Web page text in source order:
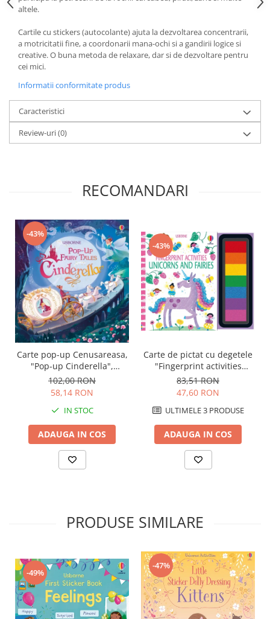
altele.
Cartile cu stickers (autocolante) ajuta la dezvoltarea concentrarii,
a motricitatii fine, a coordonarii mana-ochi si a gandirii logice si
creative. O buna metoda de relaxare, dar si de dezvoltare pentru
cei mici.
Informatii conformitate produs
Caracteristici
Review-uri(0)
RECOMANDARI
-43%
Carte pop-up Cenusareasa,
"Pop-up Cinderella",
Usborne
102,00 RON
58,14 RON
IN STOC
ADAUGA IN COS
-43%
Carte de pictat cu degetele
"Fingerprint activities
Unicorns and Fairies",
Usborne
83,51 RON
47,60 RON
ULTIMELE 3 PRODUSE
ADAUGA IN COS
PRODUSE SIMILARE
-49%
-47%